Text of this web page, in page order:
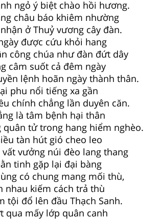
ngỏ ý biệt chào hồi hương.
châu báo khiêm nhường
ở Thuỷ vương cây đàn.
được cứu khỏi hang
công chúa như đàn đứt dây
câm suốt cả đêm ngày
lệnh hoãn ngày thành thân.
phu nổi tiếng xa gần
chính chẳng lần duyên căn.
là tâm bệnh hại thân
quân tử trong hang hiểm nghèo.
tàn hút gió cheo leo
vất vưởng núi đèo lang thang
tinh gặp lại đại bàng
có chung mang mối thù,
nhau kiếm cách trả thù
tội đổ lên đầu Thạch Sanh.
qua mấy lớp quân canh